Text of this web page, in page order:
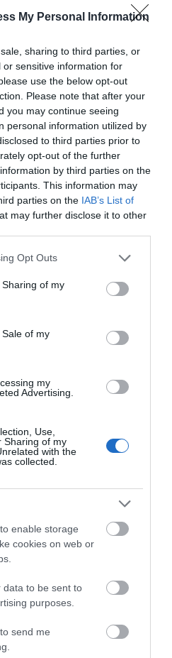
My Personal Information
sharing to third parties, or
sensitive information for
use the below opt-out
Please note that after your
you may continue seeing
personal information utilized by
to third parties prior to
opt-out of the further
by third parties on the
This information may
parties on the IAB’s List of
may further disclose it to other
app uses one or more Google
behaviour. You may click to
and its third-party tags to
purposes in below Google
Opt Outs
of my
of my
my
Advertising.
Use,
Sharing of my
with the
collected.
enable storage
cookies on web or
data to be sent to
purposes.
send me
έργο του